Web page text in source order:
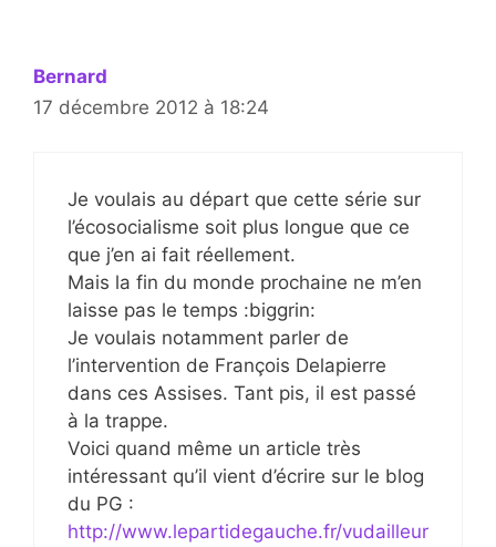
Bernard
17 décembre 2012 à 18:24
Je voulais au départ que cette série sur
l’écosocialisme soit plus longue que ce
que j’en ai fait réellement.
Mais la fin du monde prochaine ne m’en
laisse pas le temps :biggrin:
Je voulais notamment parler de
l’intervention de François Delapierre
dans ces Assises. Tant pis, il est passé
à la trappe.
Voici quand même un article très
intéressant qu’il vient d’écrire sur le blog
du PG :
http://www.lepartidegauche.fr/vudailleur